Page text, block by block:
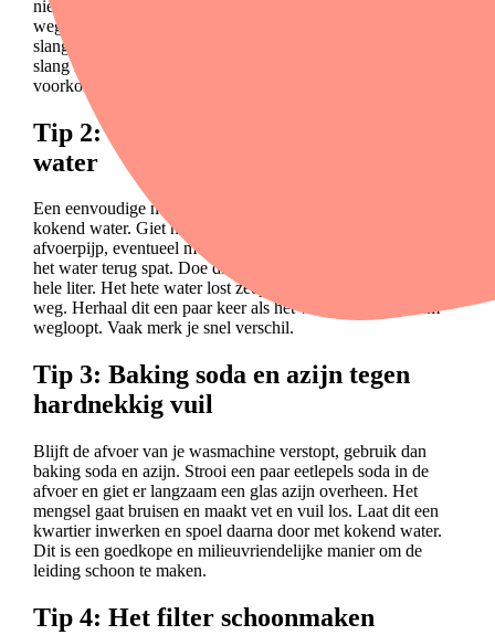
niet geknikt is. Een geblokkeerde slang laat het water niet
weglopen en veroorzaakt daardoor de verstopping. Hang de
slang recht en zorg dat hij stevig op zijn plek zit. Steek de
slang nooit dieper dan 15 centimeter in de afvoerpijp. Zo
voorkom je dat de afvoer overstroomt.
Tip 2: Spoel de afvoer door met heet
water
Een eenvoudige manier om de afvoer te ontstoppen is met
kokend water. Giet het kokende water langzaam in de
afvoerpijp, eventueel met een trechter om te voorkomen dat
het water terug spat. Doe dit in etappes van een halve tot een
hele liter. Het hete water lost zeepresten op en spoelt los vuil
weg. Herhaal dit een paar keer als het water nog langzaam
wegloopt. Vaak merk je snel verschil.
Tip 3: Baking soda en azijn tegen
hardnekkig vuil
Blijft de afvoer van je wasmachine verstopt, gebruik dan
baking soda en azijn. Strooi een paar eetlepels soda in de
afvoer en giet er langzaam een glas azijn overheen. Het
mengsel gaat bruisen en maakt vet en vuil los. Laat dit een
kwartier inwerken en spoel daarna door met kokend water.
Dit is een goedkope en milieuvriendelijke manier om de
leiding schoon te maken.
Tip 4: Het filter schoonmaken